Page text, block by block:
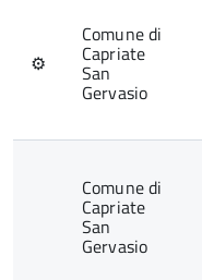
⚙
Comune di
Capriate
San
Gervasio
Comune di
Capriate
San
Gervasio